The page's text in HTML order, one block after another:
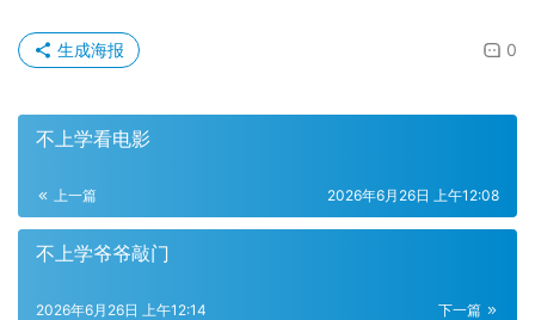
0
生成海报
不上学看电影
上一篇 2026年6月26日 上午12:08
不上学爷爷敲门
下一篇
2026年6月26日 上午12:14